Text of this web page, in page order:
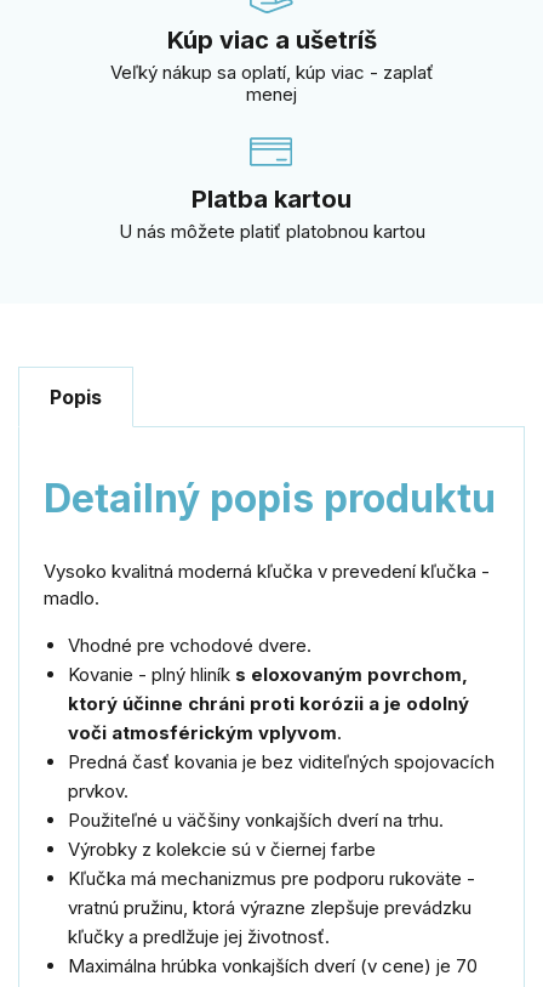
Kúp viac a ušetríš
Veľký nákup sa oplatí, kúp viac - zaplať
menej
Platba kartou
U nás môžete platiť platobnou kartou
Popis
Detailný popis produktu
Vysoko kvalitná moderná kľučka v prevedení kľučka -
madlo.
Vhodné pre vchodové dvere.
Kovanie - plný hliník s eloxovaným povrchom,
ktorý účinne chráni proti korózii a je odolný
voči atmosférickým vplyvom.
Predná časť kovania je bez viditeľných spojovacích
prvkov.
Použiteľné u väčšiny vonkajších dverí na trhu.
Výrobky z kolekcie sú v čiernej farbe
Kľučka má mechanizmus pre podporu rukoväte -
vratnú pružinu, ktorá výrazne zlepšuje prevádzku
kľučky a predlžuje jej životnosť.
Maximálna hrúbka vonkajších dverí (v cene) je 70